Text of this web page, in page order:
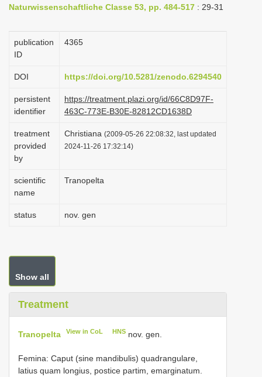
g
o
n
Naturwissenschaftliche Classe 53, pp. 484-517 : 29-31
publication
ID
4365
DOI https://doi.org/10.5281/zenodo.6294540
persistent
identifier
https://treatment.plazi.org/id/66C8D97F-
463C-773E-B30E-82812CD1638D
treatment
provided
by
Christiana (2009-05-26 22:08:32, last updated
2024-11-26 17:32:14)
scientific
name
Tranopelta
status nov. gen
Show all
Treatment
Tranopelta View in CoL HNSnov. gen.
Femina: Caput (sine mandibulis) quadrangulare,
latius quam longius, postice partim, emarginatum.